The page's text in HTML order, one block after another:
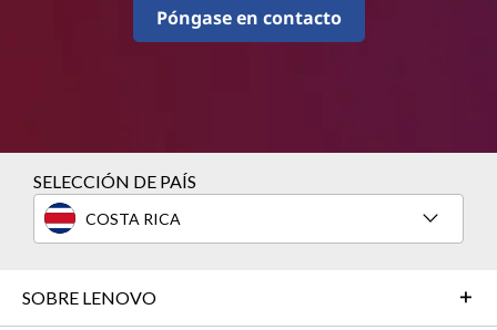
Póngase en contacto
SELECCIÓN DE PAÍS
COSTA RICA
SOBRE LENOVO